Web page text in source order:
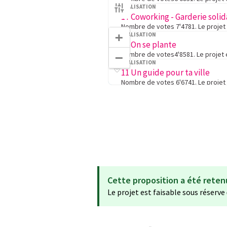
RÉALISATION
17 Coworking - Garderie
RÉALISATION
06 On se plante
RÉALISATION
11 Un guide pour ta ville
+
−
Cette proposition a été
Le projet est faisable sous